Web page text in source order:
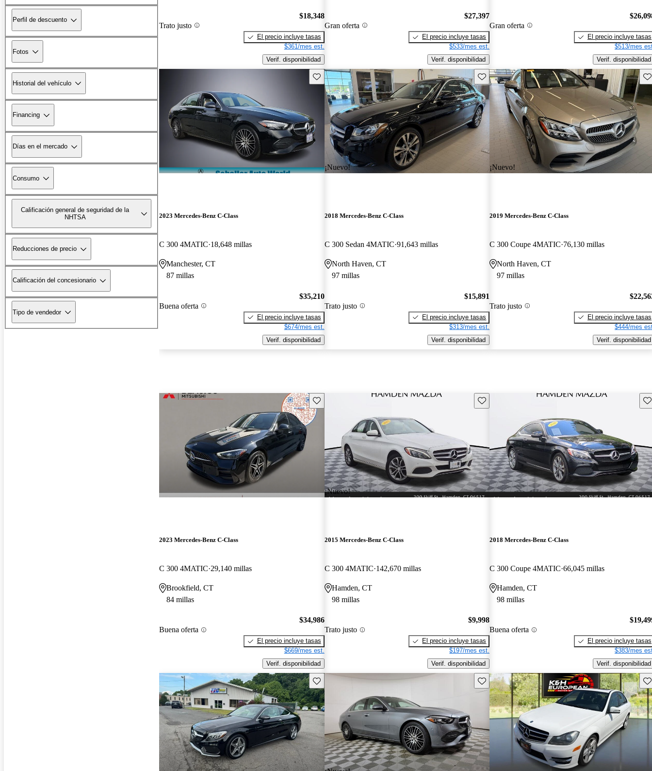
Perfil de descuento
Fotos
Historial del vehículo
Financing
Días en el mercado
Consumo
Calificación general de seguridad de la
NHTSA
Reducciones de precio
Calificación del concesionario
Tipo de vendedor
Trato justo
$18,348
El precio incluye tasas
$361/mes est.
Verif. disponibilidad
Gran oferta
$27,397
El precio incluye tasas
$533/mes est.
Verif. disponibilidad
Gran oferta
El precio incluye tasas
$513/mes
Verif. disponibilidad
Guarda este Aviso
2023 Mercedes-Benz C-Class
C 300 4MATIC 18,648 millas
Manchester, CT
87 millas
Buena oferta
$35,210
El precio incluye tasas
$674/mes est.
Verif. disponibilidad
¡Nuevo!
Guarda este Aviso
2018 Mercedes-Benz C-Class
C 300 Sedan 4MATIC 91,643 millas
North Haven, CT
97 millas
Trato justo
$15,891
El precio incluye tasas
$313/mes est.
Verif. disponibilidad
¡Nuevo!
2019 Mercedes-Benz C-Class
C 300 Coupe 4MATIC 76,130 millas
North Haven, CT
97 millas
Trato justo
El precio incluye tasas
$444/mes
Verif. disponibilidad
Guarda este Aviso
2023 Mercedes-Benz C-Class
C 300 4MATIC 29,140 millas
Brookfield, CT
84 millas
Buena oferta
$34,986
El precio incluye tasas
$669/mes est.
Verif. disponibilidad
¡Nuevo!
Guarda este Aviso
2015 Mercedes-Benz C-Class
C 300 4MATIC 142,670 millas
Hamden, CT
98 millas
Trato justo
$9,998
El precio incluye tasas
$197/mes est.
Verif. disponibilidad
2018 Mercedes-Benz C-Class
C 300 Coupe 4MATIC 66,045 millas
Hamden, CT
98 millas
Buena oferta
El precio incluye tasas
$383/mes
Verif. disponibilidad
Guarda este Aviso Guarda este Aviso